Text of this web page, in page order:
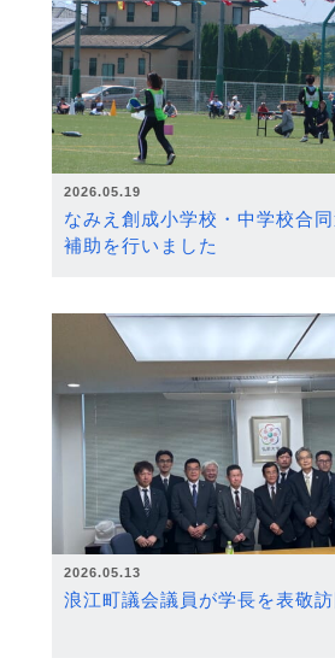
2026.05.19
なみえ創成小学校・中学校合
補助を行いました
2026.05.13
浪江町議会議員が学長を表敬